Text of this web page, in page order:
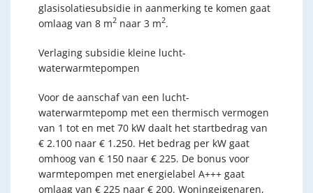
glasisolatiesubsidie in aanmerking te komen gaat
omlaag van 8 m2 naar 3 m2.
Verlaging subsidie kleine lucht-
waterwarmtepompen
Voor de aanschaf van een lucht-
waterwarmtepomp met een thermisch vermogen
van 1 tot en met 70 kW daalt het startbedrag van
€ 2.100 naar € 1.250. Het bedrag per kW gaat
omhoog van € 150 naar € 225. De bonus voor
warmtepompen met energielabel A+++ gaat
omlaag van € 225 naar € 200. Woningeigenaren,